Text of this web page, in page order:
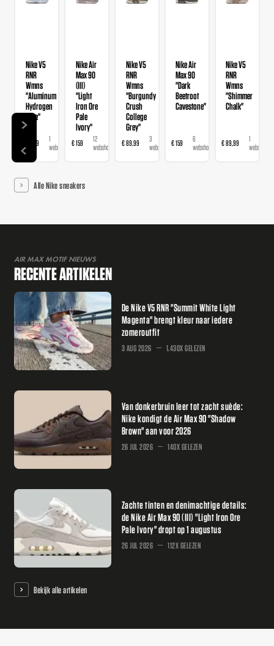
Nike V5
RNR
Wmns
"Aluminum
Hydrogen
Blue"
€ 89,99
1
webshop
Nike Air
Max 90
(III)
"Light
Iron Ore
Pale
Ivory"
€ 159
12
webshops
Nike V5
RNR
Wmns
"Burgundy
Crush
College
Grey"
€ 89,99
3
webshops
Nike Air
Max 90
"Dark
Beetroot
Cavestone"
€ 159
6
webshops
Nike V5
RNR
Wmns
"Shimmer
Chalk"
€ 89,99
1
webshop
Alle Nike sneakers
AIR MAX MOTIF NIEUWS
RECENTE ARTIKELEN
De Nike V5 RNR "Summit White Light
Magenta" brengt kleur naar iedere
zomeroutfit
3 AUG 2026 1.430X GELEZEN
Van donkerbruin leer tot zacht suède:
Nike kondigt de Air Max 90 "Shadow
Brown" aan voor 2026
26 JUL 2026 140X GELEZEN
Zachte tinten en denimachtige details:
de Nike Air Max 90 (III) "Light Iron Ore
Pale Ivory" dropt op 1 augustus
26 JUL 2026 112X GELEZEN
Bekijk alle artikelen